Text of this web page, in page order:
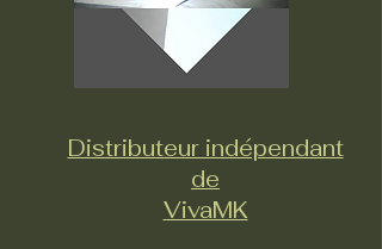
Distributeur indépendant
de
VivaMK